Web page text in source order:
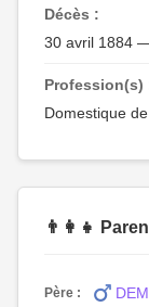
Décès :
30 avril 1884
Profession(s)
Domestique
👨‍👩‍👧
Père :